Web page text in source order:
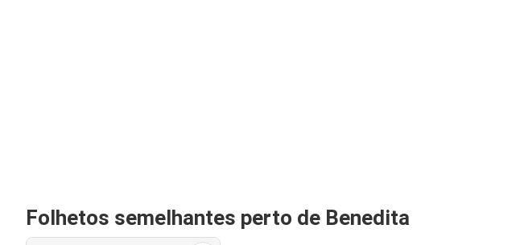
Folhetos semelhantes perto de Benedita